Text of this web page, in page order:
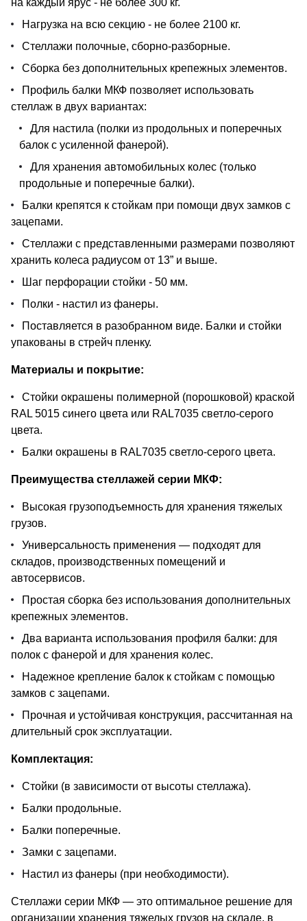
на каждый ярус - не более 300 кг.
Нагрузка на всю секцию - не более 2100 кг.
Стеллажи полочные, сборно-разборные.
Сборка без дополнительных крепежных элементов.
Профиль балки МКФ позволяет использовать
стеллаж в двух вариантах:
Для настила (полки из продольных и поперечных
балок с усиленной фанерой).
Для хранения автомобильных колес (только
продольные и поперечные балки).
Балки крепятся к стойкам при помощи двух замков с
зацепами.
Стеллажи с представленными размерами позволяют
хранить колеса радиусом от 13” и выше.
Шаг перфорации стойки - 50 мм.
Полки - настил из фанеры.
Поставляется в разобранном виде. Балки и стойки
упакованы в стрейч пленку.
Материалы и покрытие:
Стойки окрашены полимерной (порошковой) краской
RAL 5015 синего цвета или RAL7035 светло-серого
цвета.
Балки окрашены в RAL7035 светло-серого цвета.
Преимущества стеллажей серии МКФ:
Высокая грузоподъемность для хранения тяжелых
грузов.
Универсальность применения — подходят для
складов, производственных помещений и
автосервисов.
Простая сборка без использования дополнительных
крепежных элементов.
Два варианта использования профиля балки: для
полок с фанерой и для хранения колес.
Надежное крепление балок к стойкам с помощью
замков с зацепами.
Прочная и устойчивая конструкция, рассчитанная на
длительный срок эксплуатации.
Комплектация:
Стойки (в зависимости от высоты стеллажа).
Балки продольные.
Балки поперечные.
Замки с зацепами.
Настил из фанеры (при необходимости).
Стеллажи серии МКФ — это оптимальное решение для
организации хранения тяжелых грузов на складе, в